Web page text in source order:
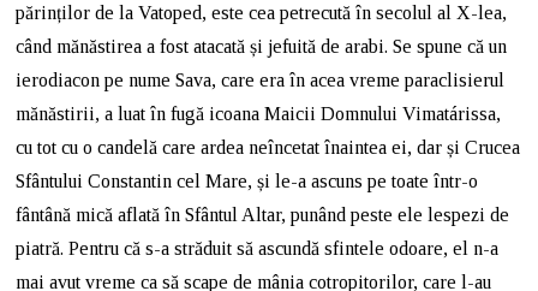
părinților de la Vatoped, este cea petrecută în secolul al X-lea,
când mănăstirea a fost atacată și jefuită de arabi. Se spune că un
ierodiacon pe nume Sava, care era în acea vreme paraclisierul
mănăstirii, a luat în fugă icoana Maicii Domnului Vimatárissa,
cu tot cu o candelă care ardea neîncetat înaintea ei, dar și Crucea
Sfântului Constantin cel Mare, și le-a ascuns pe toate într-o
fântână mică aflată în Sfântul Altar, punând peste ele lespezi de
piatră. Pentru că s-a străduit să ascundă sfintele odoare, el n-a
mai avut vreme ca să scape de mânia cotropitorilor, care l-au